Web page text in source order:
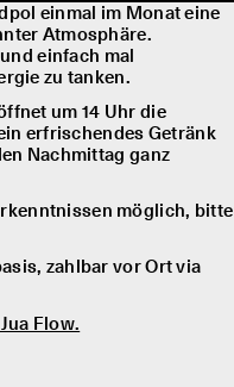
einmal im Monat eine
Atmosphäre.
einfach mal
zu tanken.
um 14 Uhr die
erfrischendes Getränk
Nachmittag ganz
möglich, bitte
zahlbar vor Ort via
Flow.